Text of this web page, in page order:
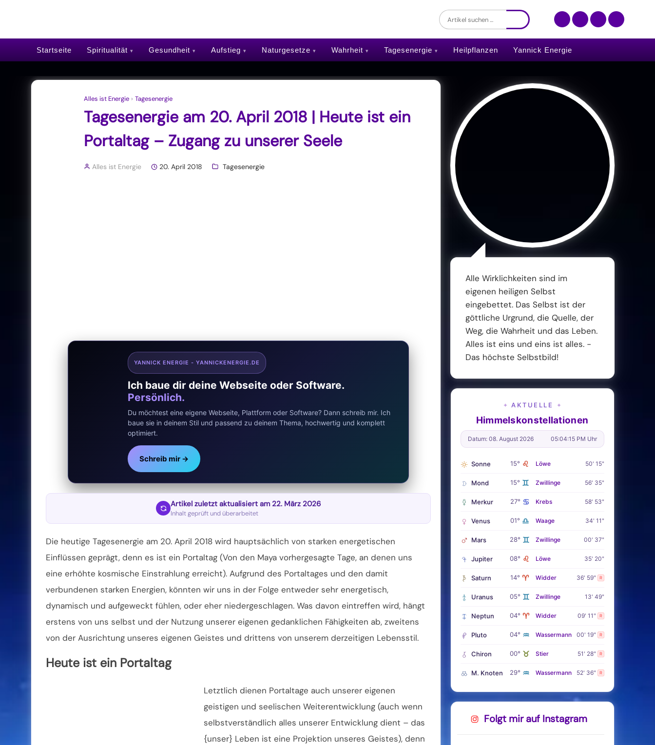
Startseite Spiritualität Gesundheit Aufstieg Naturgesetze Wahrheit Tagesenergie Heilpflanzen Yannick Energie
Alles ist Energie › Tagesenergie
Tagesenergie am 20. April 2018 | Heute ist ein
Portaltag – Zugang zu unserer Seele
Alles ist Energie 20. April 2018 Tagesenergie
YANNICK ENERGIE - YANNICKENERGIE.DE
Ich baue dir deine Webseite oder Software.
Persönlich.
Du möchtest eine eigene Webseite, Plattform oder Software? Dann schreib mir. Ich
baue sie in deinem Stil und passend zu deinem Thema, hochwertig und komplett
optimiert.
Schreib mir →
Artikel zuletzt aktualisiert am 22. März 2026
Inhalt geprüft und überarbeitet
Die heutige Tagesenergie am 20. April 2018 wird hauptsächlich von starken energetischen
Einflüssen geprägt, denn es ist ein Portaltag (Von den Maya vorhergesagte Tage, an denen uns
eine erhöhte kosmische Einstrahlung erreicht). Aufgrund des Portaltages und den damit
verbundenen starken Energien, könnten wir uns in der Folge entweder sehr energetisch,
dynamisch und aufgeweckt fühlen, oder eher niedergeschlagen. Was davon eintreffen wird, hängt
erstens von uns selbst und der Nutzung unserer eigenen gedanklichen Fähigkeiten ab, zweitens
von der Ausrichtung unseres eigenen Geistes und drittens von unserem derzeitigen Lebensstil.
Heute ist ein Portaltag
Letztlich dienen Portaltage auch unserer eigenen
geistigen und seelischen Weiterentwicklung (auch wenn
selbstverständlich alles unserer Entwicklung dient – das
{unser} Leben ist eine Projektion unseres Geistes), denn
Alle Wirklichkeiten sind im
eigenen heiligen Selbst
eingebettet. Das Selbst ist der
göttliche Urgrund, die Quelle, der
Weg, die Wahrheit und das Leben.
Alles ist eins und eins ist alles. -
Das höchste Selbstbild!
✦ AKTUELLE ✦
Himmelskonstellationen
Datum: 08. August 2026 05:04:16 PM Uhr
Sonne 15° ♌ Löwe 50' 15"
Mond 15° ♊ Zwillinge 56' 35"
Merkur 27° ♋ Krebs 58' 53"
Venus 01° ♎ Waage 34' 11"
Mars 28° ♊ Zwillinge 00' 37"
Jupiter 08° ♌ Löwe 35' 20"
Saturn 14° ♈ Widder 36' 59" R
Uranus 05° ♊ Zwillinge 13' 49"
Neptun 04° ♈ Widder 09' 11" R
Pluto 04° ♒ Wassermann 00' 19" R
Chiron 00° ♉ Stier 51' 28" R
M. Knoten 29° ♒ Wassermann 52' 36" R
Folgt mir auf Instagram